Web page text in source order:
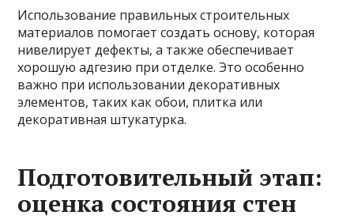
Использование правильных строительных
материалов помогает создать основу, которая
нивелирует дефекты, а также обеспечивает
хорошую адгезию при отделке. Это особенно
важно при использовании декоративных
элементов, таких как обои, плитка или
декоративная штукатурка.
Подготовительный этап:
оценка состояния стен